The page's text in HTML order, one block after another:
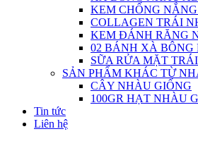
KEM CHỐNG
COLLAGEN TRÁI
KEM ĐÁNH RĂNG
02 BÁNH XÀ BÔNG
SỮA RỬA MẶT
SẢN PHẨM KHÁC TỪ
CÂY NHÀU GIỐNG
100GR HẠT NHÀU
Tin tức
Liên hệ